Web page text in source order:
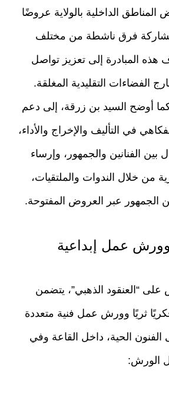
الداخلية بالولاية عروضًا
فرق ناشطة من مختلف
هذه المبادرة إلى تعزيز تواصل
الفضاءات التقليدية المغلقة.
أوضح السيد بن زرقة، إلى دعم
في التأليف والإخراج والأداء،
بين الفنانين والجمهور، وإرساء
من خلال الندوات والملتقيات،
الجمهور عبر العروض المفتوحة.
عمل إبداعية
على “العنقود الذهبي”، يتضمن
ثريًا وورش عمل فنية متعددة
الفنون الحية، داخل القاعة وفي
الورش: